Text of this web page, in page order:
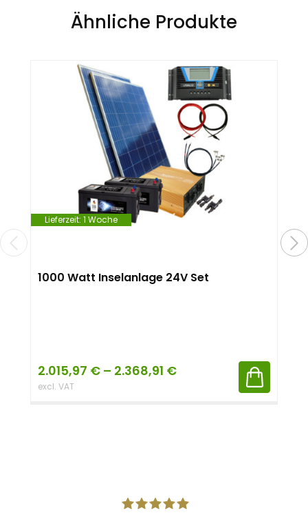
Ähnliche Produkte
Lieferzeit: 1 Woche
1000 Watt Inselanlage 24V Set
2.015,97 € – 2.368,91 €
excl. VAT